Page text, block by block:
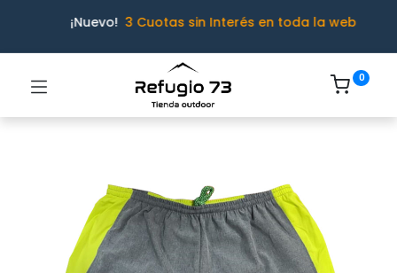
¡Nuevo! 3 Cuotas sin Interés en toda la web
0